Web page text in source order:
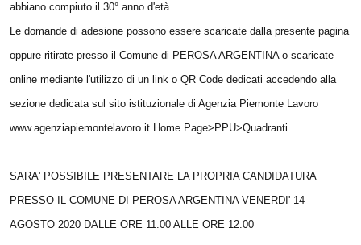
abbiano compiuto il 30° anno d'età.
Le domande di adesione possono essere scaricate dalla presente pagina
oppure ritirate presso il Comune di PEROSA ARGENTINA o scaricate
online mediante l'utilizzo di un link o QR Code dedicati accedendo alla
sezione dedicata sul sito istituzionale di Agenzia Piemonte Lavoro
www.agenziapiemontelavoro.it Home Page>PPU>Quadranti.
SARA' POSSIBILE PRESENTARE LA PROPRIA CANDIDATURA
PRESSO IL COMUNE DI PEROSA ARGENTINA VENERDI' 14
AGOSTO 2020 DALLE ORE 11.00 ALLE ORE 12.00